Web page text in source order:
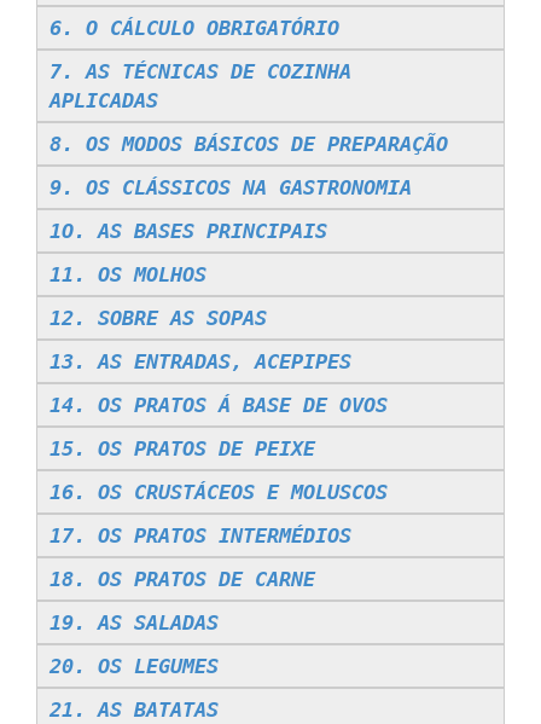
6. O CÁLCULO OBRIGATÓRIO
7. AS TÉCNICAS DE COZINHA
APLICADAS
8. OS MODOS BÁSICOS DE PREPARAÇÃO
9. OS CLÁSSICOS NA GASTRONOMIA
1O. AS BASES PRINCIPAIS
11. OS MOLHOS
12. SOBRE AS SOPAS
13. AS ENTRADAS, ACEPIPES
14. OS PRATOS Á BASE DE OVOS
15. OS PRATOS DE PEIXE
16. OS CRUSTÁCEOS E MOLUSCOS
17. OS PRATOS INTERMÉDIOS
18. OS PRATOS DE CARNE
19. AS SALADAS
20. OS LEGUMES
21. AS BATATAS